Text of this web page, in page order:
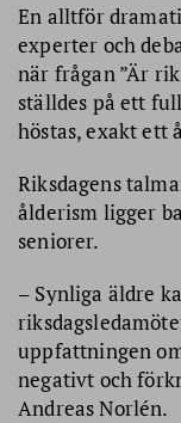
En alltför
experter och
när frågan ”Är
ställdes på ett
höstas, exakt ett
Riksdagens
ålderism ligger
seniorer.
– Synliga äldre
uppfattningen
negativt och
Andreas Norlén.